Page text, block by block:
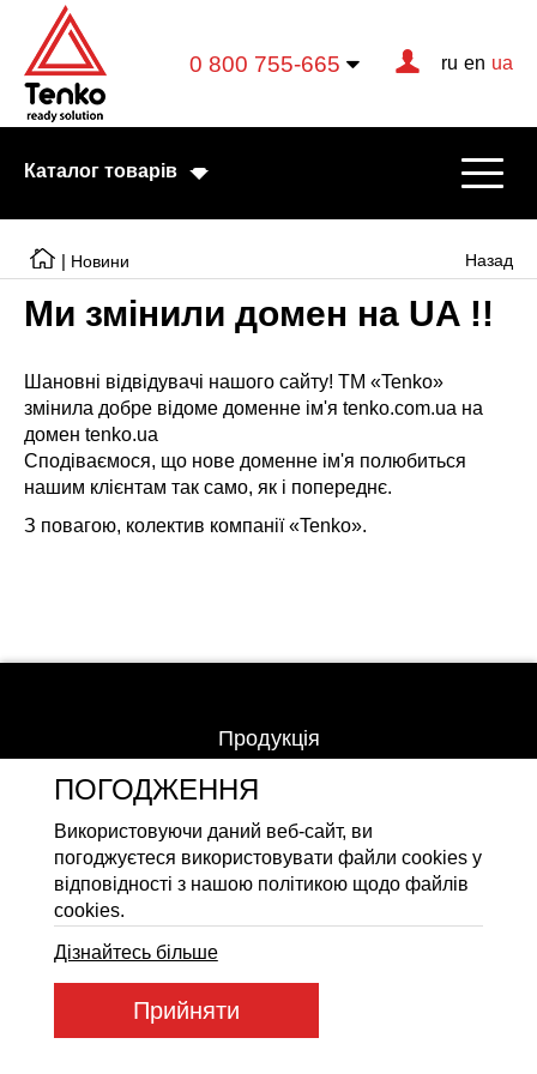
0 800 755-665 ru en ua
Каталог товарів
Електричні котли
Електричні тени
Тепловентилятори
Готові рішення
Назад
| Новини
Ми змінили домен на UA !!
Шановні відвідувачі нашого сайту! ТМ «Tenko»
змінила добре відоме доменне ім'я tenko.com.ua на
домен tenko.ua
Сподіваємося, що нове доменне ім'я полюбиться
нашим клієнтам так само, як і попереднє.
З повагою, колектив компанії «Tenko».
Продукція
Партнери
Корисна інформація
Новини
Статті
Електричні котли
Електричні тени
Конвектори
ПОГОДЖЕННЯ
Використовуючи даний веб-сайт, ви
погоджуєтеся використовувати файли cookies у
відповідності з нашою політикою щодо файлів
cookies.
Дізнайтесь більше
Прийняти